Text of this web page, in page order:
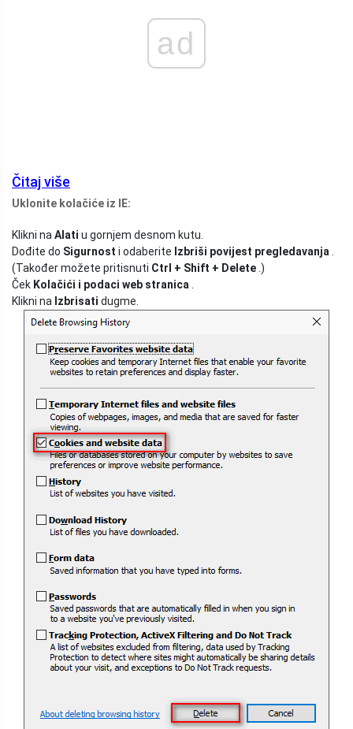
ad
Čitaj više
Uklonite kolačiće iz IE:
Klikni naAlati u gornjem desnom kutu.
Dođite do Sigurnost i odaberite Izbriši povijest pregledavanja.
(Također možete pritisnuti Ctrl + Shift + Delete.)
Ček Kolačići i podaci web stranica.
Klikni na Izbrisati dugme.